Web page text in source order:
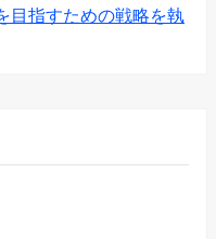
目指すための戦略を執